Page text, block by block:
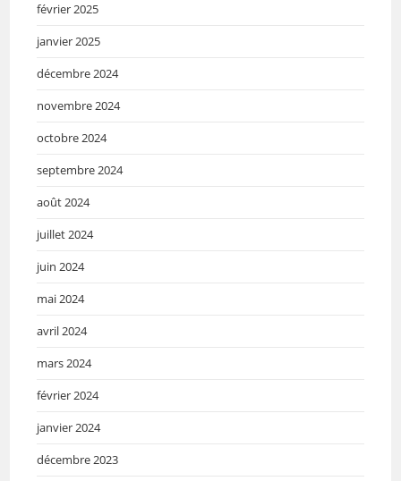
février 2025
janvier 2025
décembre 2024
novembre 2024
octobre 2024
septembre 2024
août 2024
juillet 2024
juin 2024
mai 2024
avril 2024
mars 2024
février 2024
janvier 2024
décembre 2023